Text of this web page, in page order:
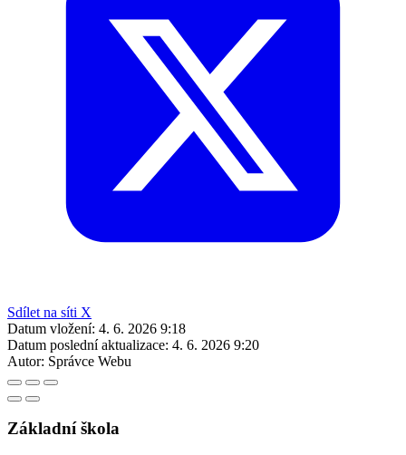
Sdílet na síti X
Datum vložení: 4. 6. 2026 9:18
Datum poslední aktualizace: 4. 6. 2026 9:20
Autor: Správce Webu
Základní škola